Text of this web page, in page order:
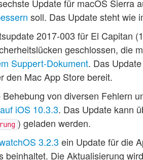
Update für macOS Sierra
soll. Das Update steht wie
2017-003 für El Capitan
geschlossen, die
Suppert-Dokument. Das
den Mac App Store bereit.
von diversen Fehlern
iOS 10.3.3. Das Update kann
) geladen werden.
3.2.3 ein Update für die
beinhaltet. Die Aktualisierung